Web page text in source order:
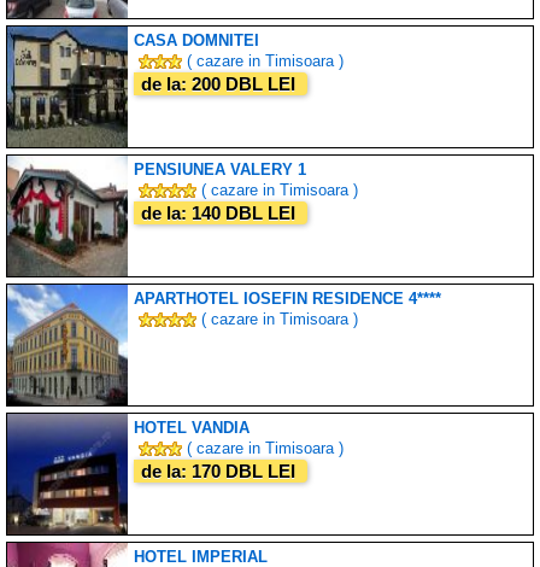
CASA DOMNITEI
( cazare in Timisoara )
de la: 200 DBL LEI
PENSIUNEA VALERY 1
( cazare in Timisoara )
de la: 140 DBL LEI
APARTHOTEL IOSEFIN RESIDENCE 4****
( cazare in Timisoara )
HOTEL VANDIA
( cazare in Timisoara )
de la: 170 DBL LEI
HOTEL IMPERIAL